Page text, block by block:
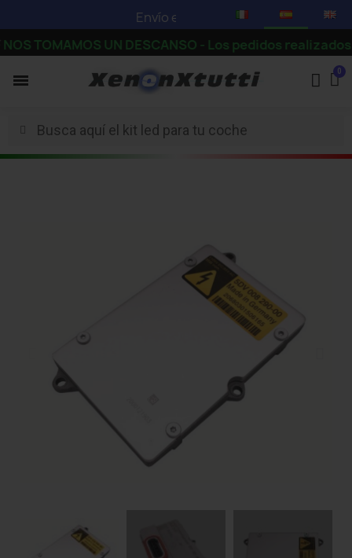
Envío en 3-5 días hábiles -
Mira
TOMAMOS UN DESCANSO - Los pedidos realizados a